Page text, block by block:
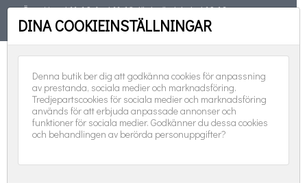
Öppet torsd 11-19, fred 11-18, lörd, sönd, helgd 10-16
TELEFON 08-551 501 31 FÖLJ OSS:
POSITIONSSTOLAR
DINA COOKIEINSTÄLLNINGAR
Denna butik ber dig att godkänna cookies för anpassning
av prestanda, sociala medier och marknadsföring.
Tredjepartscookies för sociala medier och marknadsföring
används för att erbjuda anpassade annonser och
funktioner för sociala medier. Godkänner du dessa cookies
och behandlingen av berörda personuppgifter?